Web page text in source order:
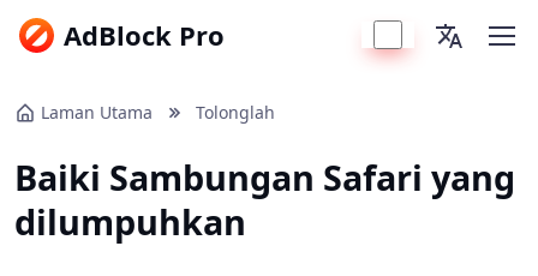
AdBlock Pro
Laman Utama Tolonglah
Baiki Sambungan Safari yang
dilumpuhkan